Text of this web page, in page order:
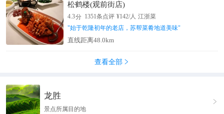
松鹤楼(观前街店)
4.3分 1351条点评 ¥142/人 江浙菜
"始于乾隆初年的老店，苏帮菜肴地道美味"
直线距离48.0km
查看全部 
龙胜
景点所属目的地
